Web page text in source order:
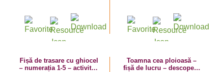
Fișă de trasare cu ghiocel
– numerația 1-5 – activități
Toamna cea ploioasă –
fișă de lucru – descoperă